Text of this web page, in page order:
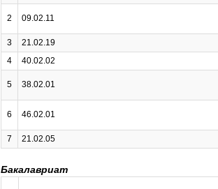
2 09.02.11
3 21.02.19
4
40.02.02
5 38.02.01
6 46.02.01
7 21.02.05
Бакалавриат